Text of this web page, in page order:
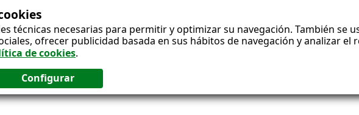
técnicas necesarias para permitir y optimizar su navegación. También se
ofrecer publicidad basada en sus hábitos de navegación y analizar
de cookies.